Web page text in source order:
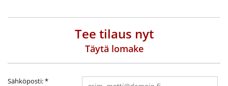
Tee tilaus nyt
Täytä lomake
Sähköposti:*